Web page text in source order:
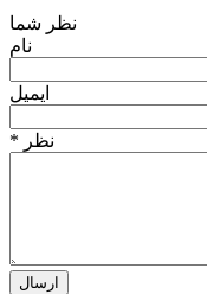
نظر شما
نام
ایمیل
* نظر